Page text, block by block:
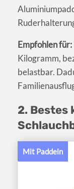
Empfohlen für:
Kilogramm,
belastbar.
2. Bestes
Mit Paddeln